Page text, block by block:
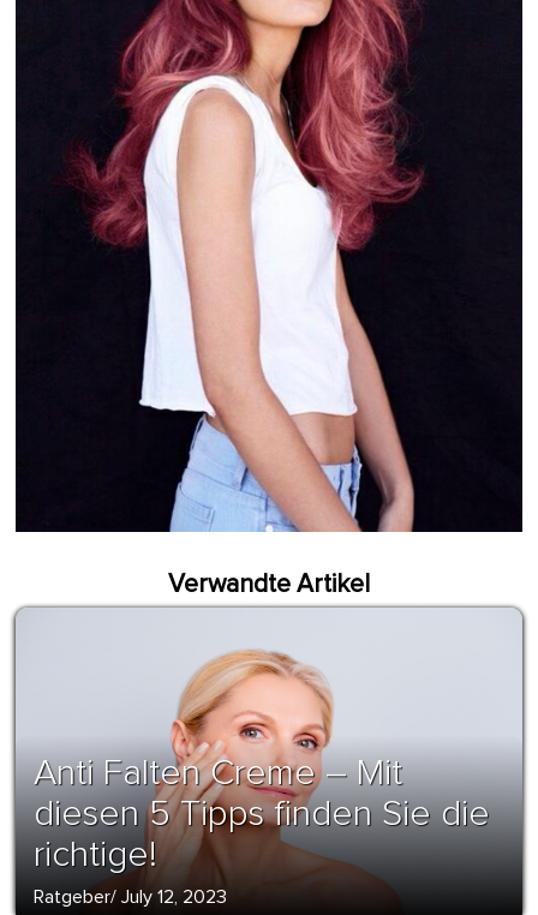
Verwandte Artikel
Anti Falten Creme – Mit
diesen 5 Tipps finden Sie die
richtige!
Ratgeber/ July 12, 2023